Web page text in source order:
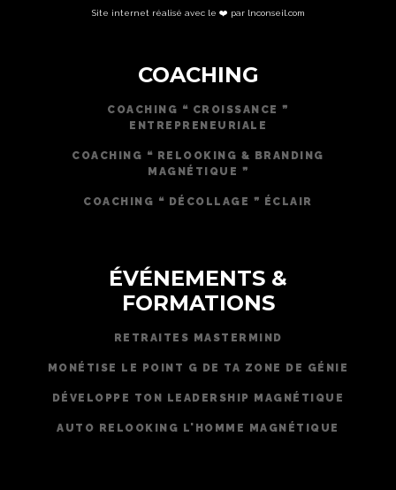
Site internet réalisé avec le ❤️ par lnconseil.com
COACHING
COACHING ❝ CROISSANCE ❞
ENTREPRENEURIALE
COACHING ❝ RELOOKING & BRANDING
MAGNÉTIQUE ❞
COACHING ❝ DÉCOLLAGE ❞ ÉCLAIR
ÉVÉNEMENTS &
FORMATIONS
RETRAITES MASTERMIND
MONÉTISE LE POINT G DE TA ZONE DE GÉNIE
DÉVELOPPE TON LEADERSHIP MAGNÉTIQUE
AUTO RELOOKING L'HOMME MAGNÉTIQUE